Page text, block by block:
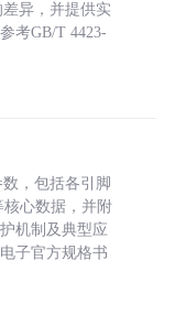
差异，并提供实
考GB/T 4423-
，包括各引脚
心数据，并附
机制及典型应
子官方规格书